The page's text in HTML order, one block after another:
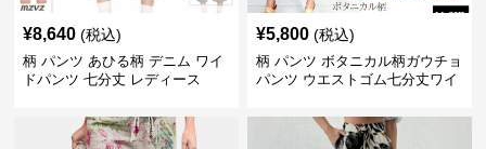
¥8,640 (税込)
柄 パンツ あひる柄 デニム ワイ
ドパンツ 七分丈 レディース
¥5,800 (税込)
柄 パンツ ボタニカル柄ガウチョ
パンツ ウエストゴム七分丈ワイ